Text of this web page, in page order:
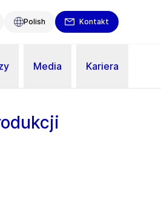
Polish Kontakt
Media Kariera